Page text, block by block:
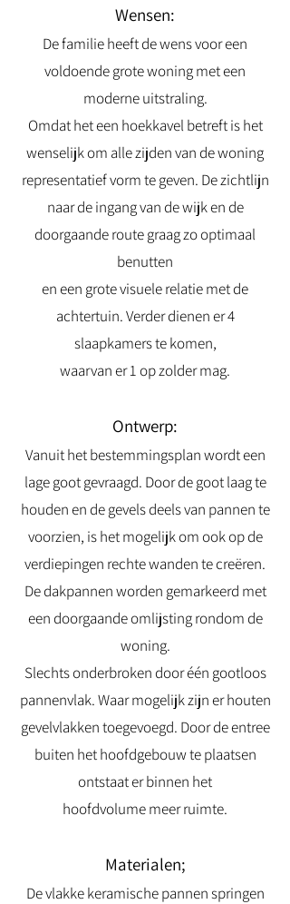
Wensen:
De familie heeft de wens voor een
voldoende grote woning met een
moderne uitstraling.
Omdat het een hoekkavel betreft is het
wenselijk om alle zijden van de woning
representatief vorm te geven. De zichtlijn
naar de ingang van de wijk en de
doorgaande route graag zo optimaal
benutten
en een grote visuele relatie met de
achtertuin. Verder dienen er 4
slaapkamers te komen,
waarvan er 1 op zolder mag.
Ontwerp:
Vanuit het bestemmingsplan wordt een
lage goot gevraagd. Door de goot laag te
houden en de gevels deels van pannen te
voorzien, is het mogelijk om ook op de
verdiepingen rechte wanden te creëren.
De dakpannen worden gemarkeerd met
een doorgaande omlijsting rondom de
woning.
Slechts onderbroken door één gootloos
pannenvlak. Waar mogelijk zijn er houten
gevelvlakken toegevoegd. Door de entree
buiten het hoofdgebouw te plaatsen
ontstaat er binnen het
hoofdvolume meer ruimte.
Materialen;
De vlakke keramische pannen springen